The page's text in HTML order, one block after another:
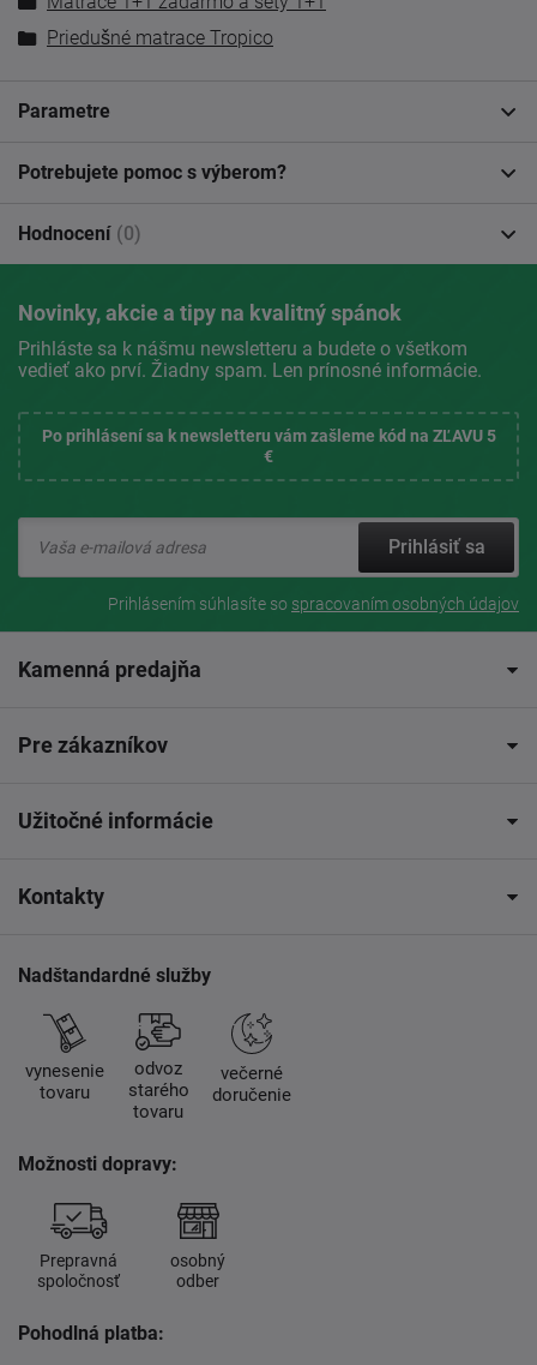
Priedušné matrace Tropico
Parametre
Potrebujete pomoc s výberom?
Hodnocení (0)
Novinky, akcie a tipy na kvalitný spánok
Prihláste sa k nášmu newsletteru a budete o všetkom
vedieť ako prví. Žiadny spam. Len prínosné informácie.
Po prihlásení sa k newsletteru vám zašleme kód na ZĽAVU 5
€
Prihlásiť sa
Prihlásením súhlasíte so spracovaním osobných údajov
Kamenná predajňa
Pre zákazníkov
Užitočné informácie
Kontakty
Nadštandardné služby
vynesenie
tovaru
odvoz
starého
tovaru
večerné
doručenie
Možnosti dopravy:
Prepravná
spoločnosť
osobný
odber
Pohodlná platba: